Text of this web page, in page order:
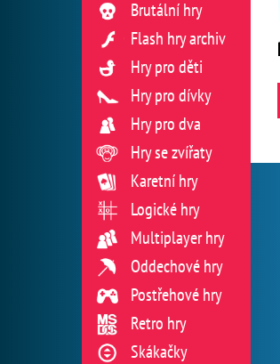
Brutální hry
Flash hry archiv
Hry pro děti
Hry pro dívky
Hry pro dva
Hry se zvířaty
Karetní hry
Logické hry
Multiplayer hry
Oddechové hry
Postřehové hry
Retro hry
Skákačky